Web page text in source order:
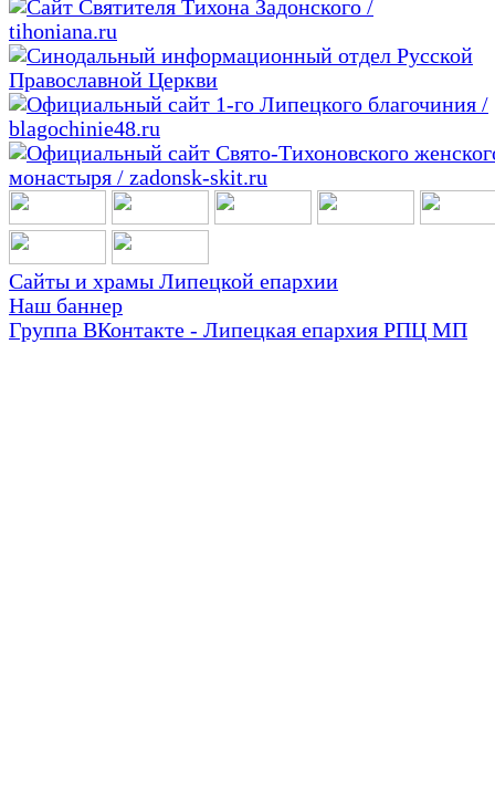
Сайты и храмы Липецкой епархии
Наш баннер
Группа ВКонтакте - Липецкая епархия РПЦ МП